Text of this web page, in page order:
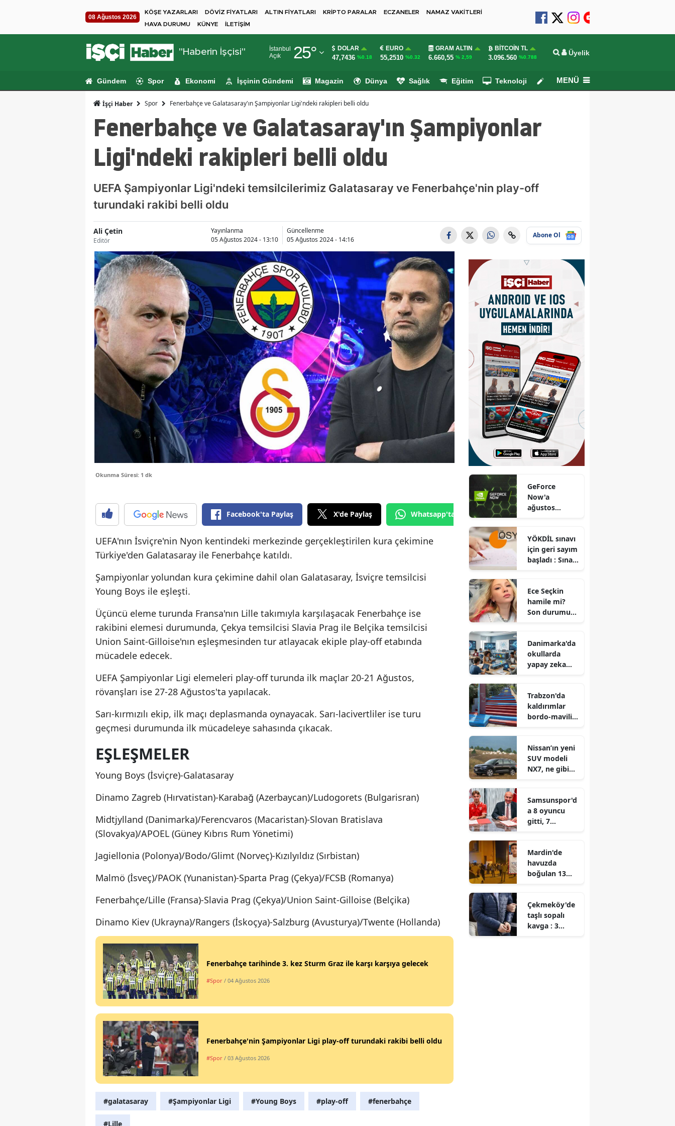
08 Ağustos 2026
KÖŞE YAZARLARI DÖVİZ FİYATLARI ALTIN FİYATLARI KRİPTO PARALAR ECZANELER
NAMAZ VAKİTLERİ
HAVA DURUMU
KÜNYE İLETİŞİM
"Haberin İşçisi"
İstanbul
Açık
25°
Adıyaman
Ağrı
Ankara
Antalya
Aydın
Bilecik
Bingöl
Bitlis
Bolu
Burdur
Bursa
Çanakkale
Çankırı
Çorum
Denizli
Diyarbakır
Edirne
Erzincan
Erzurum
Eskişehir
Hakkari
Hatay
İstanbul
İzmir
Kırşehir
Kocaeli
Konya
Kütahya
Malatya
Manisa
Nevşehir
Rize
DOLAR
47,7436 %0.18
EURO
55,2510 %0.32
GRAM ALTIN
6.660,55 % 2,59
BITCOIN TL
3.096.560 %0.788 Üyelik
Gündem Spor Ekonomi İşçinin Gündemi Magazin Dünya Sağlık Eğitim Teknoloji Köşe Yazarları
MENÜ
İşçi Haber Spor Fenerbahçe ve Galatasaray'ın Şampiyonlar Ligi'ndeki rakipleri belli oldu
Fenerbahçe ve Galatasaray'ın Şampiyonlar
Ligi'ndeki rakipleri belli oldu
UEFA Şampiyonlar Ligi'ndeki temsilcilerimiz Galatasaray ve Fenerbahçe'nin play-off
turundaki rakibi belli oldu
Ali Çetin
Editör
Yayınlanma
05 Ağustos 2024 - 13:10
Güncellenme
05 Ağustos 2024 - 14:16
Abone Ol
Okunma Süresi: 1 dk
Facebook'ta Paylaş X'de Paylaş Whatsapp'tan Gönder
UEFA'nın İsviçre'nin Nyon kentindeki merkezinde gerçekleştirilen kura çekimine
Türkiye'den Galatasaray ile Fenerbahçe katıldı.
Şampiyonlar yolundan kura çekimine dahil olan Galatasaray, İsviçre temsilcisi
Young Boys ile eşleşti.
Üçüncü eleme turunda Fransa'nın Lille takımıyla karşılaşacak Fenerbahçe ise
rakibini elemesi durumunda, Çekya temsilcisi Slavia Prag ile Belçika temsilcisi
Union Saint-Gilloise'nın eşleşmesinden tur atlayacak ekiple play-off etabında
mücadele edecek.
UEFA Şampiyonlar Ligi elemeleri play-off turunda ilk maçlar 20-21 Ağustos,
rövanşları ise 27-28 Ağustos'ta yapılacak.
Sarı-kırmızılı ekip, ilk maçı deplasmanda oynayacak. Sarı-lacivertliler ise turu
geçmesi durumunda ilk mücadeleye sahasında çıkacak.
EŞLEŞMELER
Young Boys (İsviçre)-Galatasaray
Dinamo Zagreb (Hırvatistan)-Karabağ (Azerbaycan)/Ludogorets (Bulgarisran)
Midtjylland (Danimarka)/Ferencvaros (Macaristan)-Slovan Bratislava
(Slovakya)/APOEL (Güney Kıbrıs Rum Yönetimi)
Jagiellonia (Polonya)/Bodo/Glimt (Norveç)-Kızılyıldız (Sırbistan)
Malmö (İsveç)/PAOK (Yunanistan)-Sparta Prag (Çekya)/FCSB (Romanya)
Fenerbahçe/Lille (Fransa)-Slavia Prag (Çekya)/Union Saint-Gilloise (Belçika)
Dinamo Kiev (Ukrayna)/Rangers (İskoçya)-Salzburg (Avusturya)/Twente (Hollanda)
Fenerbahçe tarihinde 3. kez Sturm Graz ile karşı karşıya gelecek
#Spor / 04 Ağustos 2026
Fenerbahçe'nin Şampiyonlar Ligi play-off turundaki rakibi belli oldu
#Spor / 03 Ağustos 2026
#galatasaray #Şampiyonlar Ligi #Young Boys #play-off #fenerbahçe
#Lille
GeForce
Now'a
ağustos
eklenecek?
YÖKDİL sınavı
için geri sayım
başladı : Sınav
Ece Seçkin
hamile mi?
Son durumu
biliniyor?
Danimarka'da
okullarda
yapay zeka
önlemler neler
olacak?
Trabzon'da
kaldırımlar
bordo-mavili
Nissan’ın yeni
SUV modeli
NX7, ne gibi
Samsunspor'd
a 8 oyuncu
gitti, 7
Mardin'de
havuzda
boğulan 13
toprağa verildi
Çekmeköy'de
taşlı sopalı
kavga : 3